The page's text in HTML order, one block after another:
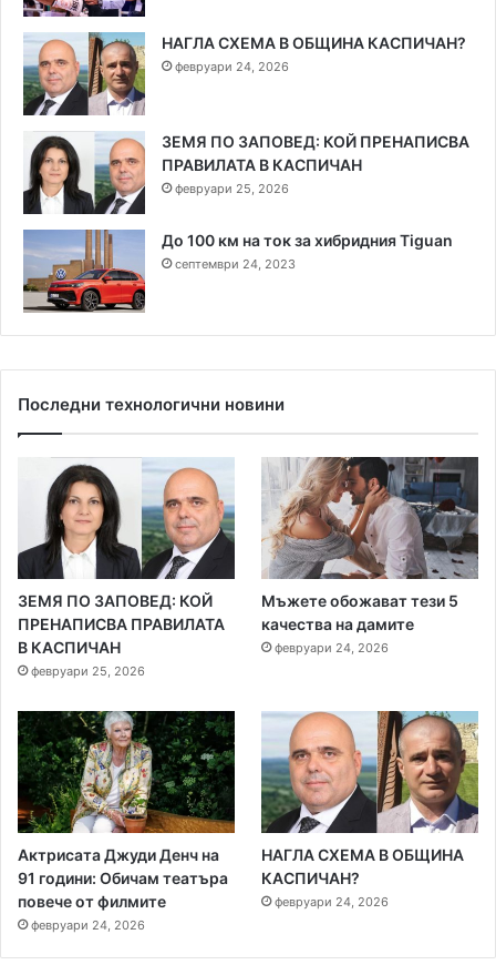
НАГЛА СХЕМА В ОБЩИНА КАСПИЧАН?
февруари 24, 2026
ЗЕМЯ ПО ЗАПОВЕД: КОЙ ПРЕНАПИСВА
ПРАВИЛАТА В КАСПИЧАН
февруари 25, 2026
До 100 км на ток за хибридния Tiguan
септември 24, 2023
Последни технологични новини
ЗЕМЯ ПО ЗАПОВЕД: КОЙ
ПРЕНАПИСВА ПРАВИЛАТА
В КАСПИЧАН
февруари 25, 2026
Мъжете обожават тези 5
качества на дамите
февруари 24, 2026
Актрисата Джуди Денч на
91 години: Обичам театъра
повече от филмите
февруари 24, 2026
НАГЛА СХЕМА В ОБЩИНА
КАСПИЧАН?
февруари 24, 2026